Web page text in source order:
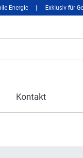
Energie Exklusiv für
Kontakt